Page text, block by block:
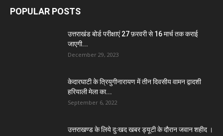
POPULAR POSTS
उत्तराखंड बोर्ड परीक्षाएं 27 फ़रवरी से 16 मार्च तक कराई
जाएगी...
December 29, 2023
केदारघाटी के त्रियुगीनारायण में तीन दिवसीय वामन द्वादशी
हरियाली मेला का...
September 6, 2022
उत्तराखण्ड के लिये दुःखद खबर ड्यूटी के दौरान जवान शहीद ।